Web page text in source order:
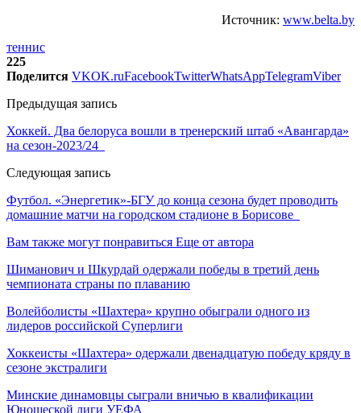
Источник: www.belta.by
теннис
225
Поделится VKOK.ruFacebookTwitterWhatsAppTelegramViber
Предыдущая запись
Хоккей. Два белоруса вошли в тренерский штаб «Авангарда»
на сезон-2023/24
Следующая запись
Футбол. «Энергетик»-БГУ до конца сезона будет проводить
домашние матчи на городском стадионе в Борисове
Вам также могут понравиться Еще от автора
Шиманович и Шкурдай одержали победы в третий день
чемпионата страны по плаванию
Волейболисты «Шахтера» крупно обыграли одного из
лидеров российской Суперлиги
Хоккеисты «Шахтера» одержали двенадцатую победу кряду в
сезоне экстралиги
Минские динамовцы сыграли вничью в квалификации
Юношеской лиги УЕФА